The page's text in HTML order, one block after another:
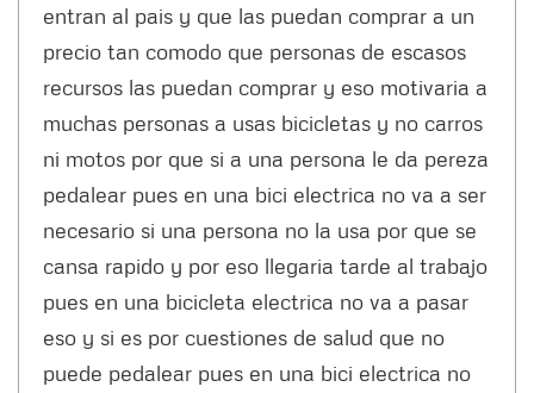
entran al pais y que las puedan comprar a un
precio tan comodo que personas de escasos
recursos las puedan comprar y eso motivaria a
muchas personas a usas bicicletas y no carros
ni motos por que si a una persona le da pereza
pedalear pues en una bici electrica no va a ser
necesario si una persona no la usa por que se
cansa rapido y por eso llegaria tarde al trabajo
pues en una bicicleta electrica no va a pasar
eso y si es por cuestiones de salud que no
puede pedalear pues en una bici electrica no